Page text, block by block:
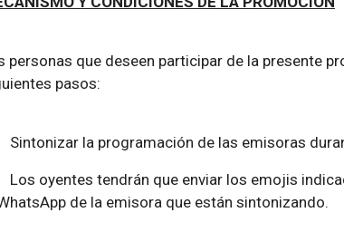
personas que deseen participar de la presente
pasos:
Sintonizar la programación de las emisoras
Los oyentes tendrán que enviar los emojis
de la emisora que están sintonizando.